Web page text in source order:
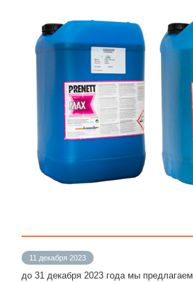
11 декабря 2023
до 31 декабря 2023 года мы предлагаем